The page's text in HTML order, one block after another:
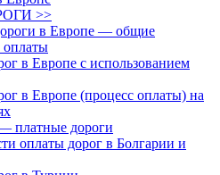
>>
в Европе — общие
в Европе с использованием
в Европе (процесс оплаты) на
платные дороги
оплаты дорог в Болгарии и